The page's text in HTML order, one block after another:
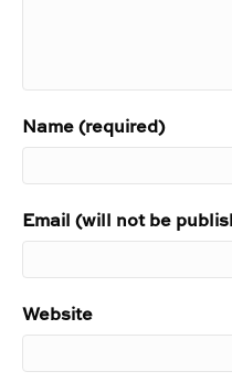
Name (required)
Email (will not be
Website